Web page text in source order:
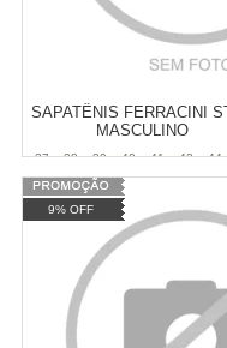
SAPATÊNIS FERRACINI
MASCULINO
37 38 39 40 41 43 44
46
Varejo: R$ 329,90
Atacado: R$
de
Cat: MASCULINO
COMPRAR
9% OFF